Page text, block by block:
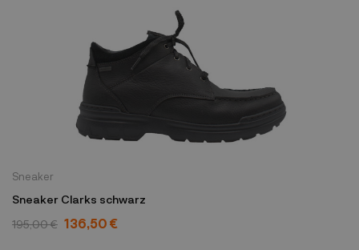
Sneaker
Sneaker Clarks schwarz
195,00 € 136,50 €